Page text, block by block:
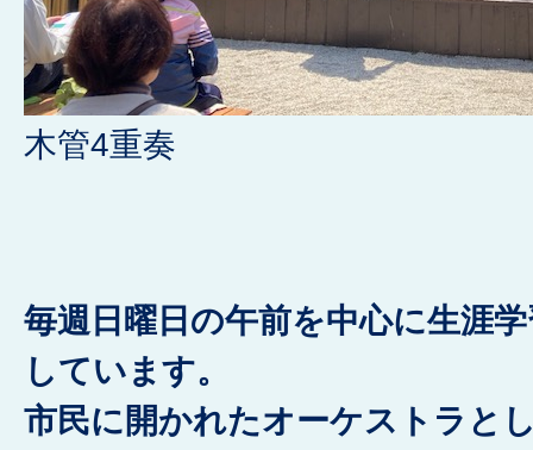
木管4重奏
毎週日曜日の午前を中心に生涯
しています。
市民に開かれたオーケストラと